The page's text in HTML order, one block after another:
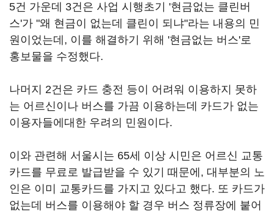
5건 가운데 3건은 사업 시행초기 '현금없는 클린버
스'가 "왜 현금이 없는데 클린이 되냐"라는 내용의 민
원이었는데, 이를 해결하기 위해 '현금없는 버스'로
홍보물을 수정했다.
나머지 2건은 카드 충전 등이 어려워 이용하지 못하
는 어르신이나 버스를 가끔 이용하는데 카드가 없는
이용자들에대한 우려의 민원이다.
이와 관련해 서울시는 65세 이상 시민은 어르신 교통
카드를 무료로 발급받을 수 있기 때문에, 대부분의 노
인은 이미 교통카드를 가지고 있다고 했다. 또 카드가
없는데 버스를 이용해야 할 경우 버스 정류장에 붙어